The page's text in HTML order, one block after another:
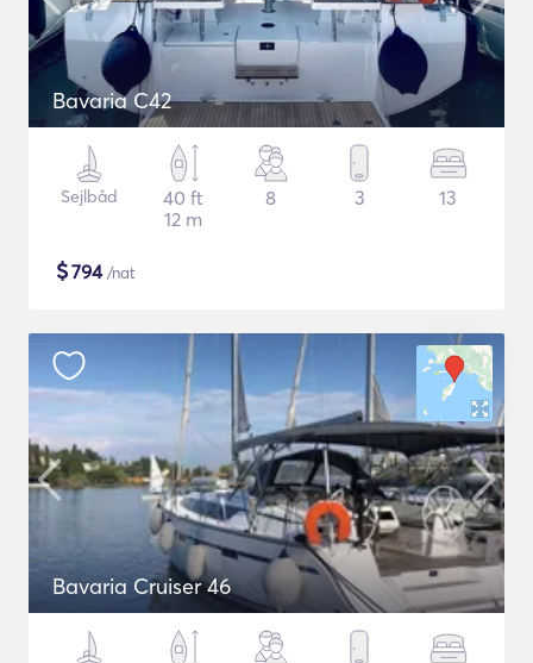
Bavaria C42
Sejlbåd
40 ft
12 m
8 3 13
$794/nat
Bavaria Cruiser 46